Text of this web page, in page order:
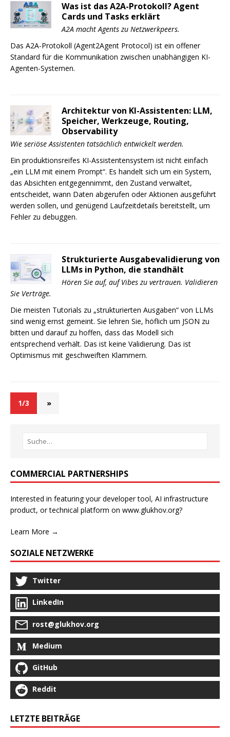
Was ist das A2A-Protokoll? Agent
Cards und Tasks erklärt
A2A macht Agents zu Netzwerkpeers.
Das A2A-Protokoll (Agent2Agent Protocol) ist ein offener
Standard für die Kommunikation zwischen unabhängigen KI-
Agenten-Systemen.
Architektur von KI-Assistenten: LLM,
Speicher, Werkzeuge, Routing,
Observability
Wie seriöse Assistenten tatsächlich entwickelt werden.
Ein produktionsreifes KI-Assistentensystem ist nicht einfach
„ein LLM mit einem Prompt“. Es handelt sich um ein System,
das Absichten entgegennimmt, den Zustand verwaltet,
entscheidet, wann Daten abgerufen oder Aktionen ausgeführt
werden sollen, und genügend Laufzeitdetails bereitstellt, um
Fehler zu debuggen.
Strukturierte Ausgabevalidierung von
LLMs in Python, die standhält
Hören Sie auf, auf Vibes zu vertrauen. Validieren
Sie Verträge.
Die meisten Tutorials zu „strukturierten Ausgaben“ von LLMs
sind wenig ernst gemeint. Sie lehren Sie, höflich um JSON zu
bitten und darauf zu hoffen, dass das Modell sich
entsprechend verhält. Das ist keine Validierung. Das ist
Optimismus mit geschweiften Klammern.
1/3 »
COMMERCIAL PARTNERSHIPS
Interested in featuring your developer tool, AI infrastructure
product, or technical platform on www.glukhov.org?
Learn More →
SOZIALE NETZWERKE
Twitter
LinkedIn
rost@glukhov.org
Medium
GitHub
Reddit
LETZTE BEITRÄGE